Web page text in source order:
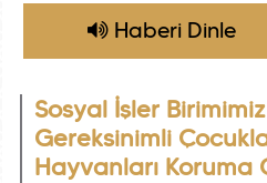
Haberi Dinle
Sosyal İşler
Gereksinimli
Hayvanları Koruma